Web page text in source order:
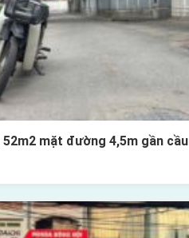
mặt đường 4,5m gần cầu